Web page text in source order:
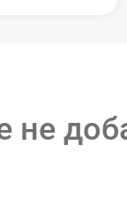
не